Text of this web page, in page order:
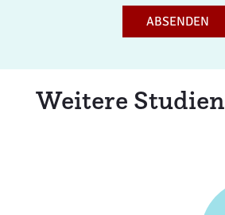
ABSENDEN
Weitere Studien